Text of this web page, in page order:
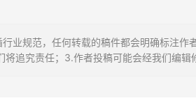
业规范，任何转载的稿件都会明确标注
追究责任；3.作者投稿可能会经我们编辑